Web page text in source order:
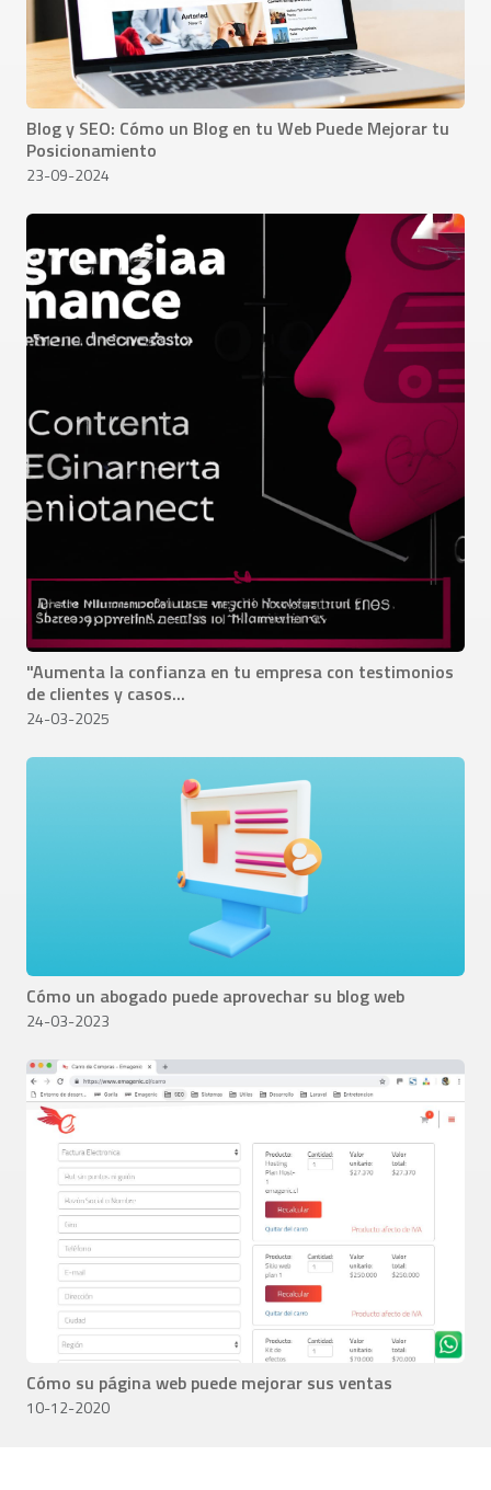
Blog y SEO: Cómo un Blog en tu Web Puede Mejorar tu
Posicionamiento
23-09-2024
"Aumenta la confianza en tu empresa con testimonios
de clientes y casos...
24-03-2025
Cómo un abogado puede aprovechar su blog web
24-03-2023
Cómo su página web puede mejorar sus ventas
10-12-2020